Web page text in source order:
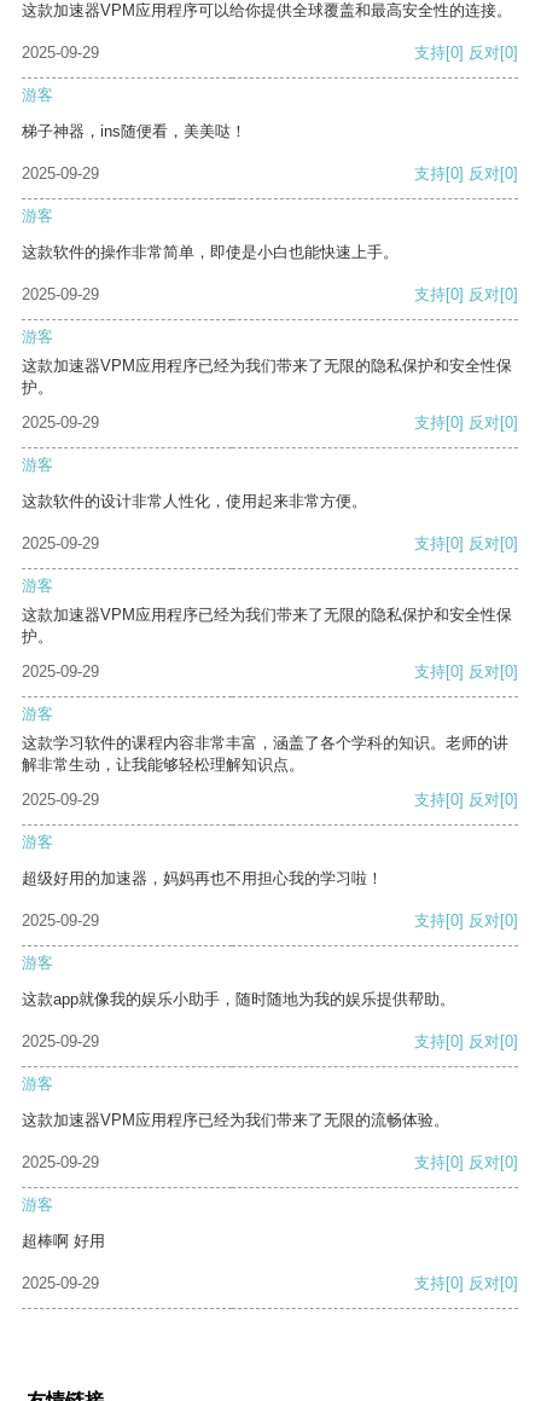
这款加速器VPM应用程序可以给你提供全球覆盖和最高安全性的连接。
2025-09-29 支持[0] 反对[0]
游客
梯子神器，ins随便看，美美哒！
2025-09-29 支持[0] 反对[0]
游客
这款软件的操作非常简单，即使是小白也能快速上手。
2025-09-29 支持[0] 反对[0]
游客
这款加速器VPM应用程序已经为我们带来了无限的隐私保护和安全性保
护。
2025-09-29
支持[0] 反对[0]
游客
这款软件的设计非常人性化，使用起来非常方便。
2025-09-29 支持[0] 反对[0]
游客
这款加速器VPM应用程序已经为我们带来了无限的隐私保护和安全性保
护。
2025-09-29
支持[0] 反对[0]
游客
这款学习软件的课程内容非常丰富，涵盖了各个学科的知识。老师的讲
解非常生动，让我能够轻松理解知识点。
2025-09-29
支持[0] 反对[0]
游客
超级好用的加速器，妈妈再也不用担心我的学习啦！
2025-09-29 支持[0] 反对[0]
游客
这款app就像我的娱乐小助手，随时随地为我的娱乐提供帮助。
2025-09-29 支持[0] 反对[0]
游客
这款加速器VPM应用程序已经为我们带来了无限的流畅体验。
2025-09-29 支持[0] 反对[0]
游客
超棒啊 好用
2025-09-29 支持[0] 反对[0]